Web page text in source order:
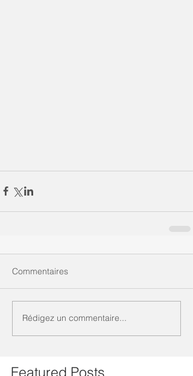
Commentaires
Rédigez un commentaire...
Featured Posts